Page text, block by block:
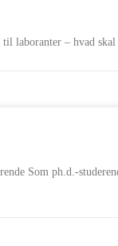
laboranter – hvad
Som ph.d.-